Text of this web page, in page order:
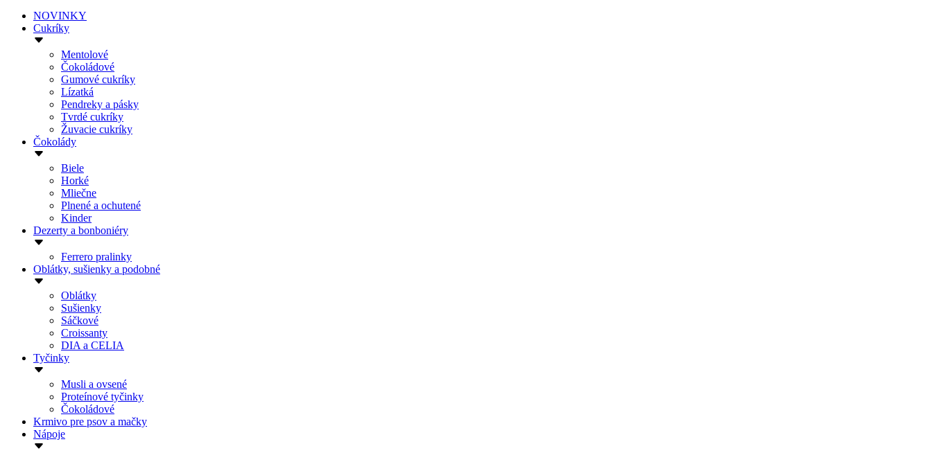
NOVINKY
Cukríky
Mentolové
Čokoládové
Gumové cukríky
Lízatká
Pendreky a pásky
Tvrdé cukríky
Žuvacie cukríky
Čokolády
Biele
Horké
Mliečne
Plnené a ochutené
Kinder
Dezerty a bonboniéry
Ferrero pralinky
Oblátky, sušienky a podobné
Oblátky
Sušienky
Sáčkové
Croissanty
DIA a CELIA
Tyčinky
Musli a ovsené
Proteínové tyčinky
Čokoládové
Krmivo pre psov a mačky
Nápoje